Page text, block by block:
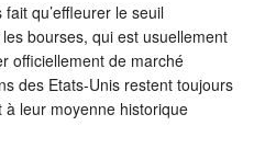
fait qu’effleurer le seuil
bourses, qui est usuellement
officiellement de marché
des Etats-Unis restent toujours
leur moyenne historique